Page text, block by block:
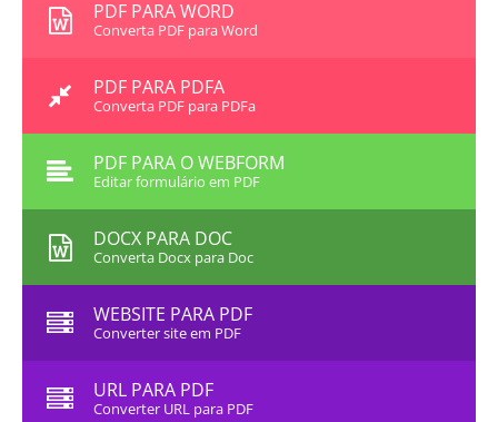
PDF PARA WORD
Converta PDF para Word
PDF PARA PDFA
Converta PDF para PDFa
PDF PARA O WEBFORM
Editar formulário em PDF
DOCX PARA DOC
Converta Docx para Doc
WEBSITE PARA PDF
Converter site em PDF
URL PARA PDF
Converter URL para PDF